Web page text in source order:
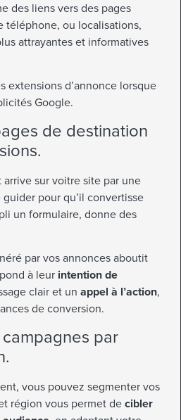
des liens vers des pages
téléphone, ou localisations,
attrayantes et informatives
extensions d’annonce lorsque
Google.
de destination
arrive sur voitre site par une
pour qu’il convertisse
un formulaire, donne des
par vos annonces aboutit
à leur intention de
clair et un appel à l’action,
de conversion.
par
vous pouvez segmenter vos
région vous permet decibler